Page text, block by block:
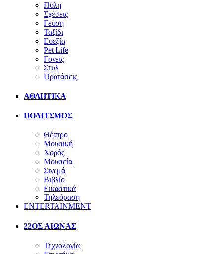
Πόλη
Σχέσεις
Γεύση
Ταξίδι
Ευεξία
Pet Life
Γονείς
Στυλ
Προτάσεις
ΑΘΛΗΤΙΚΑ
ΠΟΛΙΤΣΜΟΣ
Θέατρο
Μουσική
Χορός
Μουσεία
Σινεμά
Βιβλίο
Εικαστικά
Τηλεόραση
ENTERTAINMENT
22ΟΣ ΑΙΩΝΑΣ
Τεχνολογία